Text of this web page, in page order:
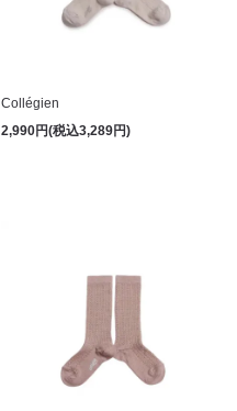
Collégien
2,990円(税込3,289円)